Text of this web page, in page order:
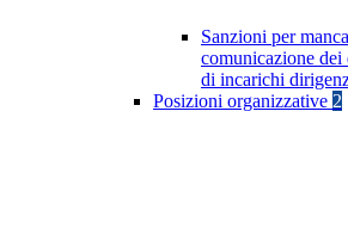
Sanzioni per
comunicazione dei
di incarichi
Posizioni organizzative 2